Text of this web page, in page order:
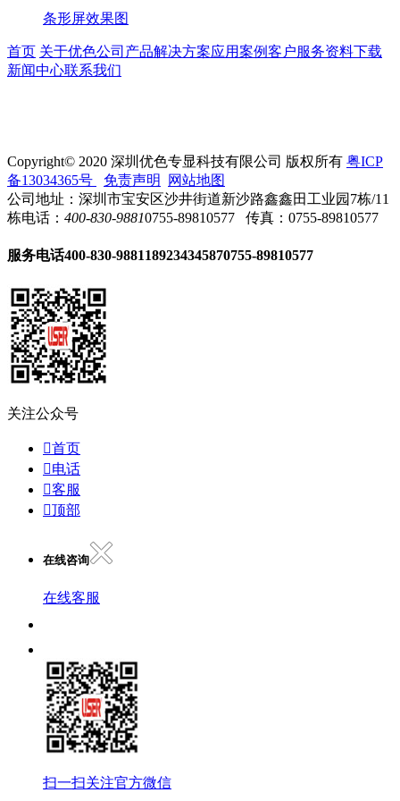
条形屏效果图
首页 关于优色公司产品解决方案应用案例客户服务资料下载
新闻中心联系我们
Copyright© 2020 深圳优色专显科技有限公司 版权所有 粤ICP
备13034365号
免责声明
网站地图
公司地址：深圳市宝安区沙井街道新沙路鑫鑫田工业园7栋/11
栋电话： 400-830-98810755-89810577 传真：0755-89810577
服务电话400-830-9881189234345870755-89810577
关注公众号
首页
电话
客服
顶部
在线咨询
在线客服
扫一扫关注官方微信